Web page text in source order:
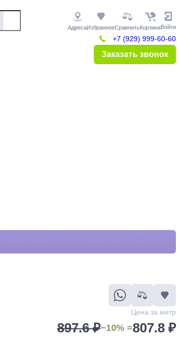
АдресаИзбранноеСравнитьКорзинаВойти
+7 (929) 999-60-60
Заказать звонок
Цена за метр
897.6 ₽−10% =807.8 ₽